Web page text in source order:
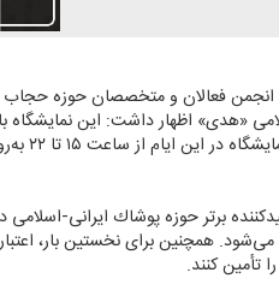
انجمن فعالان و متخصصان حوزه حجاب
به تنوع بالای محصولات در این دوره افزود: بیش از ۱۰۰
بازار عرضه می‌شود. همچنین برای نخستین
تأمین كنند.